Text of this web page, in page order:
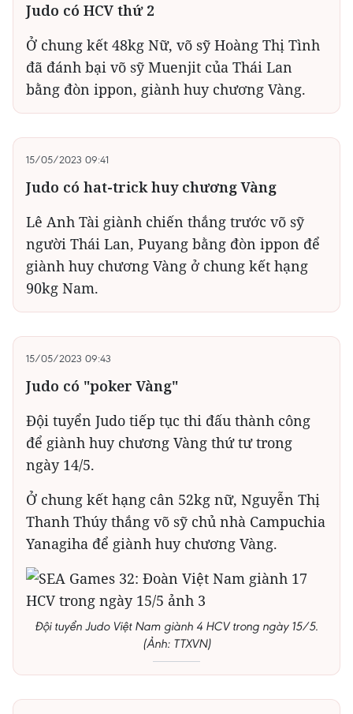
Judo có HCV thứ 2
Ở chung kết 48kg Nữ, võ sỹ Hoàng Thị Tình
đã đánh bại võ sỹ Muenjit của Thái Lan
bằng đòn ippon, giành huy chương Vàng.
15/05/2023 09:41
Judo có hat-trick huy chương Vàng
Lê Anh Tài giành chiến thắng trước võ sỹ
người Thái Lan, Puyang bằng đòn ippon để
giành huy chương Vàng ở chung kết hạng
90kg Nam.
15/05/2023 09:43
Judo có "poker Vàng"
Đội tuyển Judo tiếp tục thi đấu thành công
để giành huy chương Vàng thứ tư trong
ngày 14/5.
Ở chung kết hạng cân 52kg nữ, Nguyễn Thị
Thanh Thúy thắng võ sỹ chủ nhà Campuchia
Yanagiha để giành huy chương Vàng.
Đội tuyển Judo Việt Nam giành 4 HCV trong ngày 15/5.
(Ảnh: TTXVN)